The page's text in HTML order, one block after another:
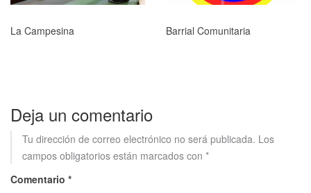
La Campesina Barrial Comunitaria
Deja un comentario
Tu dirección de correo electrónico no será publicada. Los
campos obligatorios están marcados con *
Comentario *